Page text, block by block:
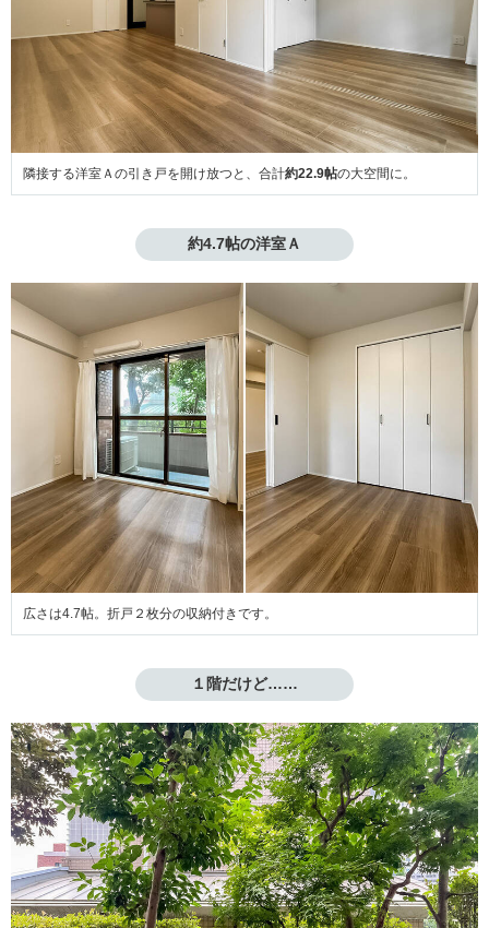
隣接する洋室Ａの引き戸を開け放つと、合計約22.9帖の大空間に。
約4.7帖の洋室Ａ
広さは4.7帖。折戸２枚分の収納付きです。
１階だけど……